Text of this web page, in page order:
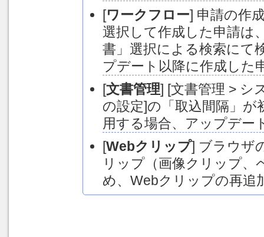
[ワークフロー] 申請の作
選択して作成した申請は
書」選択による検索にて
プデート以降に作成した
[文書管理] [文書管理 > シ
の設定]の「取込間隔」が
用する場合、アップデー
[Webクリップ] ブラウザ
リップ（画像クリップ、
め、Webクリップの再追